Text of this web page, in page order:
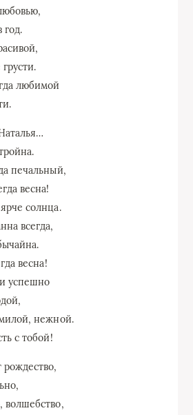
год.
любимой
печальный,
весна!
солнца.
всегда,
весна!
успешно
нежной.
с тобой!
волшебство,